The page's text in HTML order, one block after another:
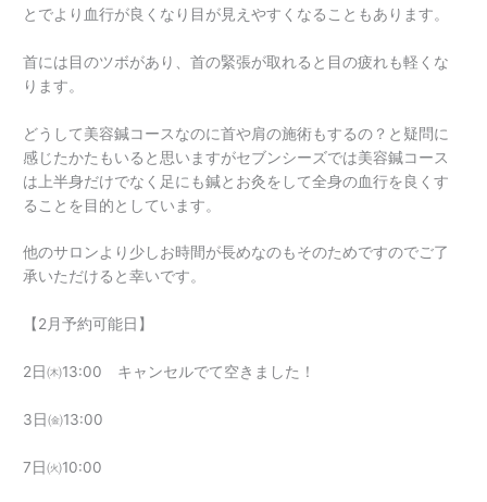
とでより血行が良くなり目が見えやすくなることもあります。
首には目のツボがあり、首の緊張が取れると目の疲れも軽くな
ります。
どうして美容鍼コースなのに首や肩の施術もするの？と疑問に
感じたかたもいると思いますがセブンシーズでは美容鍼コース
は上半身だけでなく足にも鍼とお灸をして全身の血行を良くす
ることを目的としています。
他のサロンより少しお時間が長めなのもそのためですのでご了
承いただけると幸いです。
【2月予約可能日】
2日㈭13:00 キャンセルでて空きました！
3日㈮13:00
7日㈫10:00